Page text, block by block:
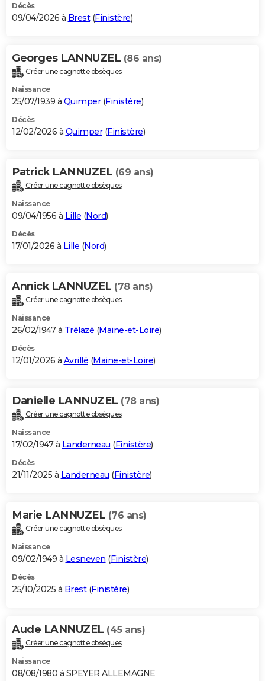
Décès
09/04/2026 à Brest(Finistère)
Georges LANNUZEL (86 ans)
Créer une cagnotte obsèques
Naissance
25/07/1939 à Quimper(Finistère)
Décès
12/02/2026 à Quimper(Finistère)
Patrick LANNUZEL (69 ans)
Créer une cagnotte obsèques
Naissance
09/04/1956 à Lille (Nord)
Décès
17/01/2026 à Lille (Nord)
Annick LANNUZEL (78 ans)
Créer une cagnotte obsèques
Naissance
26/02/1947 à Trélazé (Maine-et-Loire)
Décès
12/01/2026 à Avrillé (Maine-et-Loire)
Danielle LANNUZEL (78 ans)
Créer une cagnotte obsèques
Naissance
17/02/1947 à Landerneau (Finistère)
Décès
21/11/2025 à Landerneau (Finistère)
Marie LANNUZEL (76 ans)
Créer une cagnotte obsèques
Naissance
09/02/1949 à Lesneven (Finistère)
Décès
25/10/2025 à Brest(Finistère)
Aude LANNUZEL (45 ans)
Créer une cagnotte obsèques
Naissance
08/08/1980 à SPEYER ALLEMAGNE